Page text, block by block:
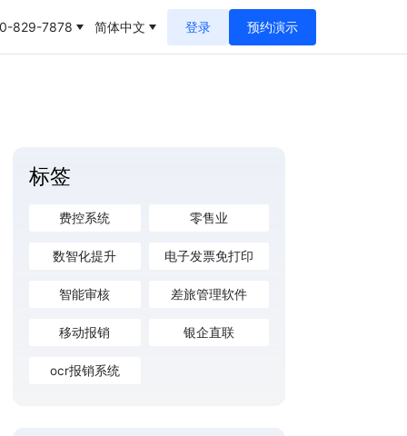
829-7878 简体中文 登录 预约演示
标签
费控系统 零售业
数智化提升 电子发票免打印
智能审核 差旅管理软件
移动报销 银企直联
ocr报销系统